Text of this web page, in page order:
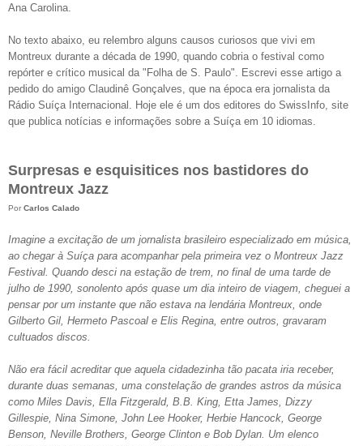
Ana Carolina.
No texto abaixo, eu relembro alguns causos curiosos que vivi em
Montreux durante a década de 1990, quando cobria o festival como
repórter e crítico musical da "Folha de S. Paulo". Escrevi esse artigo a
pedido do amigo Claudinê Gonçalves , que na época era jornalista da
Rádio Suíça Internacional. Hoje ele é um dos editores do SwissInfo, site
que publica notícias e informações sobre a Suíça em 10 idiomas.
Surpresas e esquisitices nos bastidores do
Montreux Jazz
Por Carlos Calado
Imagine a excitação de um jornalista brasileiro especializado em música,
ao chegar à Suíça para acompanhar pela primeira vez o Montreux Jazz
Festival. Quando desci na estação de trem, no final de uma tarde de
julho de 1990, sonolento após quase um dia inteiro de viagem, cheguei a
pensar por um instante que não estava na lendária Montreux, onde
Gilberto Gil, Hermeto Pascoal e Elis Regina, entre outros, gravaram
cultuados discos.
Não era fácil acreditar que aquela cidadezinha tão pacata iria receber,
durante duas semanas, uma constelação de grandes astros da música
como Miles Davis, Ella Fitzgerald, B.B. King, Etta James, Dizzy
Gillespie, Nina Simone, John Lee Hooker, Herbie Hancock, George
Benson, Neville Brothers, George Clinton e Bob Dylan. Um elenco